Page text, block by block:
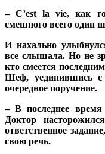
– C’est la vie, как
смешного всего один
И нахально
все слышала. Но не
кто смеется
Шеф, уединившись
очередное поручение.
– В последнее
Доктор
ответственное
свою речь.